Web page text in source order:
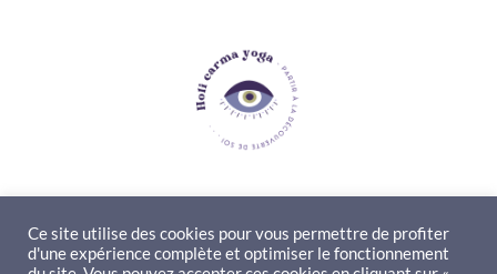
Ce site utilise des cookies pour vous permettre de profiter
d'une expérience complète et optimiser le fonctionnement